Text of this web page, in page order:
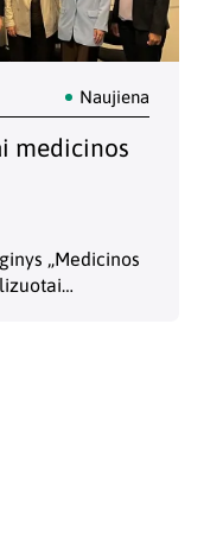
Naujiena
medicinos
„Medicinos